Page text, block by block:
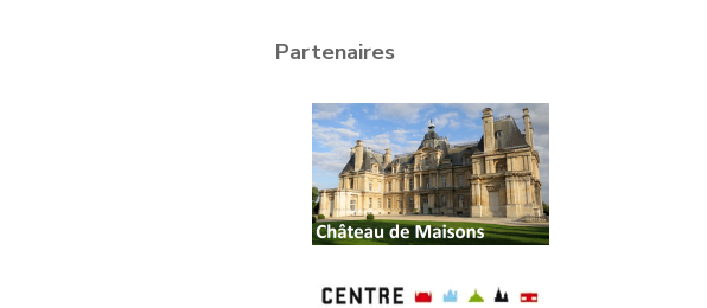
Partenaires